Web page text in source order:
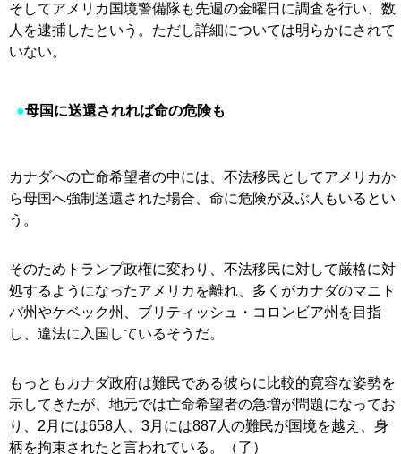
そしてアメリカ国境警備隊も先週の金曜日に調査を行い、数
人を逮捕したという。ただし詳細については明らかにされて
いない。
●母国に送還されれば命の危険も
カナダへの亡命希望者の中には、不法移民としてアメリカか
ら母国へ強制送還された場合、命に危険が及ぶ人もいるとい
う。
そのためトランプ政権に変わり、不法移民に対して厳格に対
処するようになったアメリカを離れ、多くがカナダのマニト
バ州やケベック州、ブリティッシュ・コロンビア州を目指
し、違法に入国しているそうだ。
もっともカナダ政府は難民である彼らに比較的寛容な姿勢を
示してきたが、地元では亡命希望者の急増が問題になってお
り、2月には658人、3月には887人の難民が国境を越え、身
柄を拘束されたと言われている。（了）